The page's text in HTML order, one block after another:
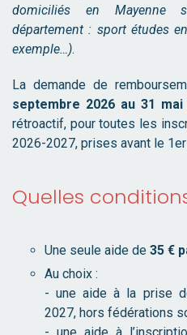
domiciliés en Mayenne
département : sport études
exemple…).
La demande de
septembre 2026 au 31 mai
rétroactif, pour toutes les
2026-2027, prises avant le
Quelles
Une seule aide de 35 €
Au choix :
- une aide à la prise
2027, hors fédérations